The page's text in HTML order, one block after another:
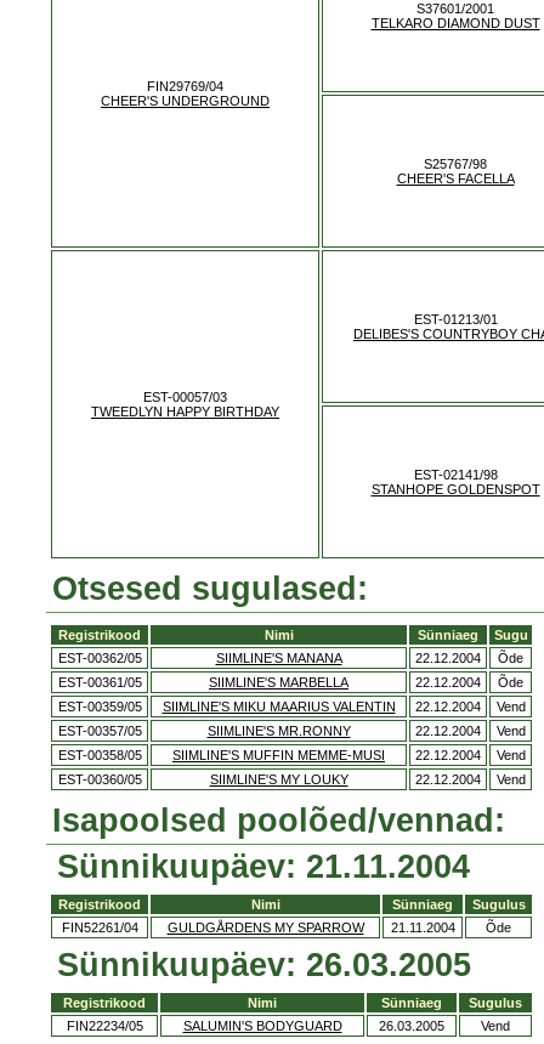
FIN29769/04
CHEER'S UNDERGROUND
S37601/2001
TELKARO DIAMOND DUST
S25767/98
CHEER'S FACELLA
EST-00057/03
TWEEDLYN HAPPY BIRTHDAY
EST-01213/01
DELIBES'S COUNTRYBOY
EST-02141/98
STANHOPE GOLDENSPOT
Otsesed sugulased:
Registrikood Nimi Sünniaeg
Sugu
EST-00362/05
SIIMLINE'S MANANA 22.12.2004
Õde
EST-00361/05
SIIMLINE'S MARBELLA 22.12.2004
Õde
EST-00359/05
SIIMLINE'S MIKU MAARIUS VALENTIN 22.12.2004
Vend
EST-00357/05
SIIMLINE'S MR.RONNY 22.12.2004
Vend
EST-00358/05
SIIMLINE'S MUFFIN MEMME-MUSI 22.12.2004
Vend
EST-00360/05
SIIMLINE'S MY LOUKY 22.12.2004 Vend
Isapoolsed poolõed/vennad:
Sünnikuupäev: 21.11.2004
Registrikood Nimi Sünniaeg
Sugulus
FIN52261/04
GULDGÅRDENS MY SPARROW 21.11.2004 Õde
Sünnikuupäev: 26.03.2005
Registrikood Nimi Sünniaeg
Sugulus
FIN22234/05
SALUMIN'S BODYGUARD 26.03.2005 Vend